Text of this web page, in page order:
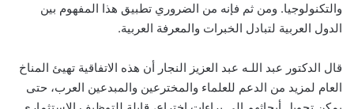
والتكنولوجيا. ومن ثم فإنه من الضروري تطبيق هذا المفهوم بين
الدول العربية لتبادل الخبرات والمعرفة العربية.
قال الدكتور عبد اللـه عبد العزيز النجار أن هذه الاتفاقية تهيئ المناخ
العام لمزيد من الدعم للعلماء والمخترعين والمبدعين العرب، حتى